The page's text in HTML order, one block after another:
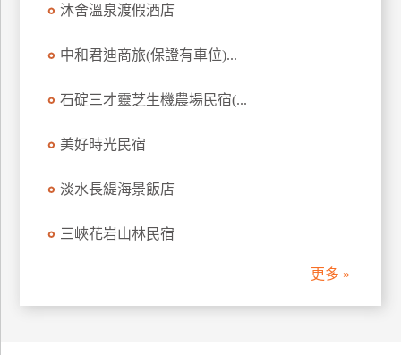
飯
沐舍溫泉渡假酒店
中和君迪商旅(保證有車位)...
石碇三才靈芝生機農場民宿(...
美好時光民宿
淡水長緹海景飯店
三峽花岩山林民宿
更多 »